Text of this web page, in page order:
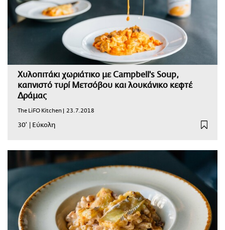
Χυλοπιτάκι χωριάτικο με Campbell's Soup,
καπνιστό τυρί Μετσόβου και λουκάνικο κεφτέ
Δράμας
The LiFO Kitchen | 23.7.2018
30' | Εύκολη